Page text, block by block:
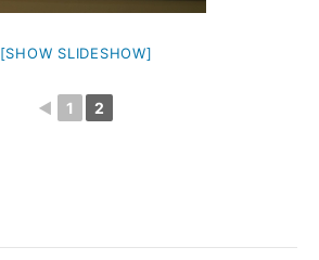
[SHOW SLIDESHOW]
◄ 1 2